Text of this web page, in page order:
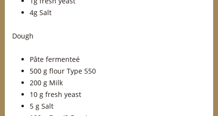
4g Salt
Dough
Pâte fermenteé
500 g flour Type 550
200 g Milk
10 g fresh yeast
5 g Salt